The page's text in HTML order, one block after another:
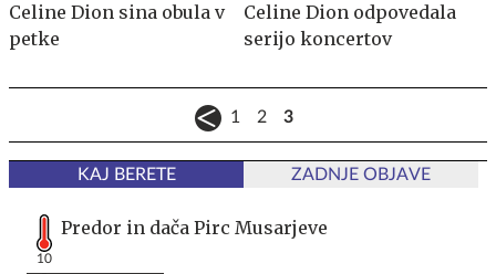
Celine Dion sina obula v
petke
Celine Dion odpovedala
serijo koncertov
1 2 3
KAJ BERETE ZADNJE OBJAVE
10
Predor in dača Pirc Musarjeve